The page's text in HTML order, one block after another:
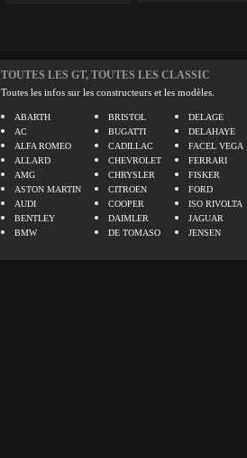
TOUTES LES GT, TOUTES LES CLASSIC
Toutes les infos sur les constructeurs et les modèles.
ABARTH
AC
ALFA ROMEO
ALLARD
AMG
ASTON MARTIN
AUDI
BENTLEY
BMW
BRISTOL
BUGATTI
CADILLAC
CHEVROLET
CHRYSLER
CITROEN
COOPER
DAIMLER
DE TOMASO
DELAGE
DELAHAYE
FACEL VEGA
FERRARI
FISKER
FORD
ISO RIVOLTA
JAGUAR
JENSEN